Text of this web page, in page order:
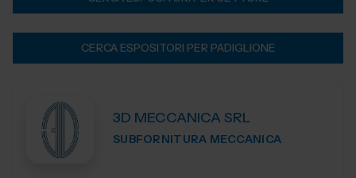
CERCA ESPOSITORI PER PADIGLIONE
3D MECCANICA SRL
SUBFORNITURA MECCANICA